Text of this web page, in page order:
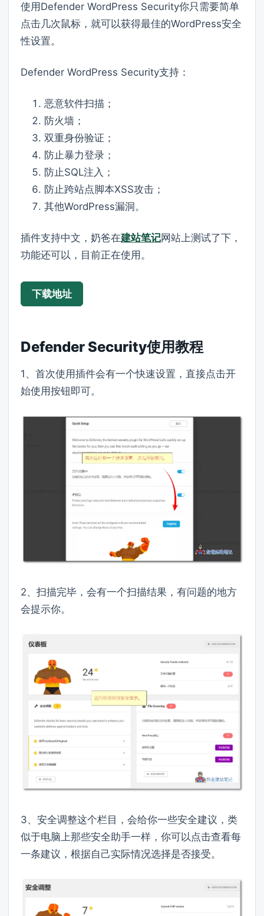
使用Defender WordPress Security你只需要简单
点击几次鼠标，就可以获得最佳的WordPress安全
性设置。
Defender WordPress Security支持：
恶意软件扫描；
防火墙；
双重身份验证；
防止暴力登录；
防止SQL注入；
防止跨站点脚本XSS攻击；
其他WordPress漏洞。
插件支持中文，奶爸在建站笔记网站上测试了下，
功能还可以，目前正在使用。
下载地址
Defender Security使用教程
1、首次使用插件会有一个快速设置，直接点击开
始使用按钮即可。
2、扫描完毕，会有一个扫描结果，有问题的地方
会提示你。
3、安全调整这个栏目，会给你一些安全建议，类
似于电脑上那些安全助手一样，你可以点击查看每
一条建议，根据自己实际情况选择是否接受。